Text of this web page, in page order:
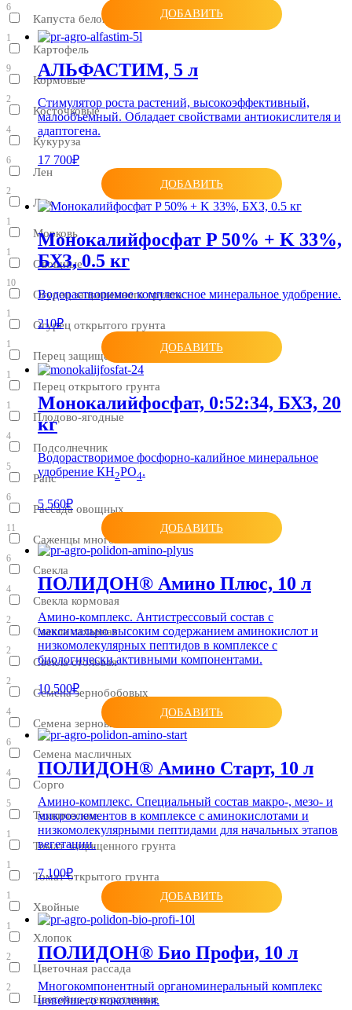
6
Капуста белокочанная
1
Картофель
9
Кормовые
2
Косточковые
4
Кукуруза
6
Лен
2
Лук
1
Морковь
1
Овощные
10
Огурец защищенного грунта
1
Огурец открытого грунта
1
Перец защищенного грунта
1
Перец открытого грунта
1
Плодово-ягодные
4
Подсолнечник
5
Рапс
6
Рассада овощных
11
Саженцы многолетних
6
Свекла
4
Свекла кормовая
2
Свекла сахарная
2
Свекла столовая
2
Семена зернобобовых
4
Семена зерновых
6
Семена масличных
4
Сорго
5
Технические
1
Томат защищенного грунта
1
Томат открытого грунта
1
Хвойные
1
Хлопок
2
Цветочная рассада
2
Цветочно-декоративные
ДОБАВИТЬ
АЛЬФАСТИМ, 5 л
Стимулятор роста растений, высокоэффективный,
малообъемный. Обладает свойствами антиокислителя и
адаптогена.
17 700₽
ДОБАВИТЬ
Монокалийфосфат P 50% + K 33%,
БХЗ, 0.5 кг
Водорастворимое комплексное минеральное удобрение.
210₽
ДОБАВИТЬ
Монокалийфосфат, 0:52:34, БХЗ, 20
кг
Водорастворимое фосфорно-калийное минеральное
удобрение КН2РO4.
5 560₽
ДОБАВИТЬ
ПОЛИДОН® Амино Плюс, 10 л
Амино-комплекс. Антистрессовый состав с
максимально высоким содержанием аминокислот и
низкомолекулярных пептидов в комплексе с
биологически активными компонентами.
10 500₽
ДОБАВИТЬ
ПОЛИДОН® Амино Старт, 10 л
Амино-комплекс. Специальный состав макро-, мезо- и
микроэлементов в комплексе с аминокислотами и
низкомолекулярными пептидами для начальных этапов
вегетации.
7 100₽
ДОБАВИТЬ
ПОЛИДОН® Био Профи, 10 л
Многокомпонентный органоминеральный комплекс
новейшего поколения.